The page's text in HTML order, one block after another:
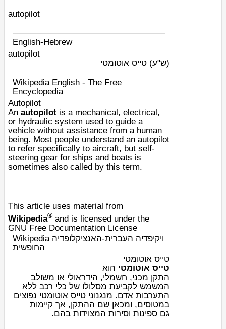
autopilot
English-Hebrew
autopilot
(ש"ע) טייס אוטומטי
Wikipedia English - The Free
Encyclopedia
Autopilot
An autopilot is a mechanical, electrical,
or hydraulic system used to guide a
vehicle without assistance from a human
being. Most people understand an autopilot
to refer specifically to aircraft, but self-
steering gear for ships and boats is
sometimes also called by this term.
This article uses material from
Wikipedia® and is licensed under the
GNU Free Documentation License
Wikipedia ויקיפדיה העברית-האנציקלופדיה
החופשית
טייס אוטומטי
טייס אוטומטי הוא
התקן מכני, חשמלי, הידראולי או משולב
המשמש לקביעת מסלולו של כלי רכב ללא
התערבות אדם. מנגנוני טייס אוטומטי נפוצים
במטוסים, ומכאן שם ההתקן, אך קיימות
גם ספינות וסירות המצוידות בהם.